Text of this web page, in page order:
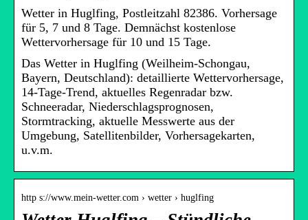
Wetter in Huglfing, Postleitzahl 82386. Vorhersage
für 5, 7 und 8 Tage. Demnächst kostenlose
Wettervorhersage für 10 und 15 Tage.
Das Wetter in Huglfing (Weilheim-Schongau,
Bayern, Deutschland): detaillierte Wettervorhersage,
14-Tage-Trend, aktuelles Regenradar bzw.
Schneeradar, Niederschlagsprognosen,
Stormtracking, aktuelle Messwerte aus der
Umgebung, Satellitenbilder, Vorhersagekarten,
u.v.m.
http s://www.mein-wetter.com › wetter › huglfing